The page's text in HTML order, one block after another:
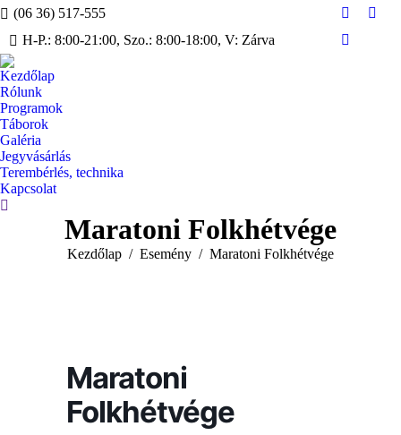
(06 36) 517-555
H-P.: 8:00-21:00, Szo.: 8:00-18:00, V: Zárva
Facebook
page
YouTube
Kezdőlap
Rólunk
Programok
Táborok
Galéria
Jegyvásárlás
Terembérlés, technika
Kapcsolat
Search:
Maratoni Folkhétvége
You are here:
Kezdőlap Esemény Maratoni Folkhétvége
Maratoni
Folkhétvége